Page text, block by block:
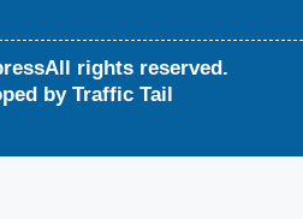
rights reserved.
by Traffic Tail